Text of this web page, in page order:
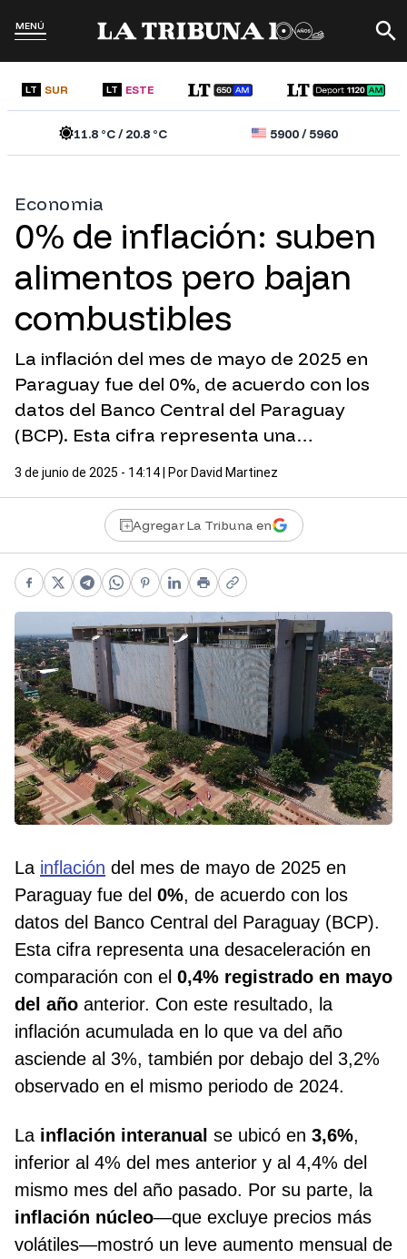
MENÚ
LT SUR LT ESTE
11.8°C /20.8°C 5900/5960
Economia
0% de inflación: suben
alimentos pero bajan
combustibles
La inflación del mes de mayo de 2025 en
Paraguay fue del 0%, de acuerdo con los
datos del Banco Central del Paraguay
(BCP). Esta cifra representa una…
3 de junio de 2025 - 14:14 | Por David Martinez
Agregar La Tribuna en
Facebook
X Telegram
WhatsApp
Pinterest
LinkedIn
PrintCopy link
La inflación del mes de mayo de 2025 en
Paraguay fue del 0%, de acuerdo con los
datos del Banco Central del Paraguay (BCP).
Esta cifra representa una desaceleración en
comparación con el 0,4% registrado en mayo
del año anterior. Con este resultado, la
inflación acumulada en lo que va del año
asciende al 3%, también por debajo del 3,2%
observado en el mismo periodo de 2024.
La inflación interanual se ubicó en 3,6%,
inferior al 4% del mes anterior y al 4,4% del
mismo mes del año pasado. Por su parte, la
inflación núcleo—que excluye precios más
volátiles—mostró un leve aumento mensual de